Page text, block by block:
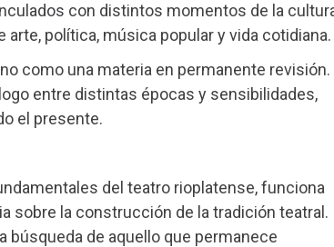
con distintos momentos de la
política, música popular y vida cotidiana.
como una materia en permanente revisión.
entre distintas épocas y sensibilidades,
el presente.
del teatro rioplatense, funciona
sobre la construcción de la tradición teatral.
búsqueda de aquello que permanece